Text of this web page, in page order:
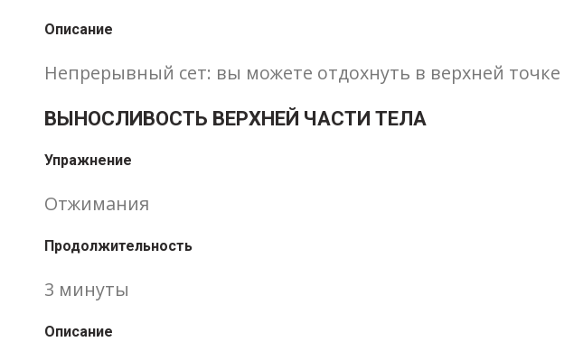
Описание
Непрерывный сет: вы можете отдохнуть в верхней точке
ВЫНОСЛИВОСТЬ ВЕРХНЕЙ ЧАСТИ ТЕЛА
Упражнение
Отжимания
Продолжительность
3 минуты
Описание